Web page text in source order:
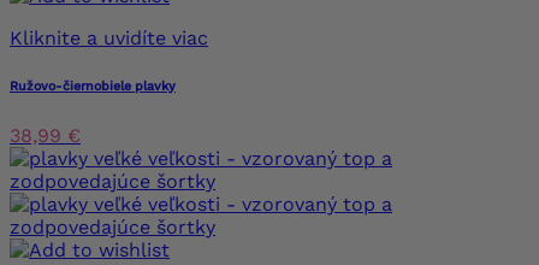
Kliknite a uvidíte viac
Ružovo-čiernobiele plavky
38,99 €